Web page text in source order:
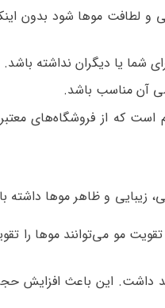
لطافت موها شود بدون
شما یا دیگران نداشته باشد.
آن مناسب باشد.
است که از فروشگاه‌های
زیبایی و ظاهر موها داشته
مو می‌توانند موها را
این باعث افزایش